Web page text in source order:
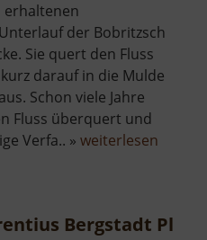
erhaltenen
der Bobritzsch
Sie quert den Fluss
darauf in die Mulde
Schon viele Jahre
Fluss überquert und
Verfa.. » weiterlesen
Bergstadt